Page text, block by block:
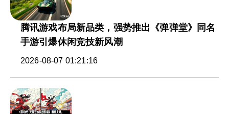
腾讯游戏布局新品类，强势推出《弹弹堂》同名
手游引爆休闲竞技新风潮
2026-08-07 01:21:16